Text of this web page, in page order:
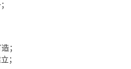
；
；